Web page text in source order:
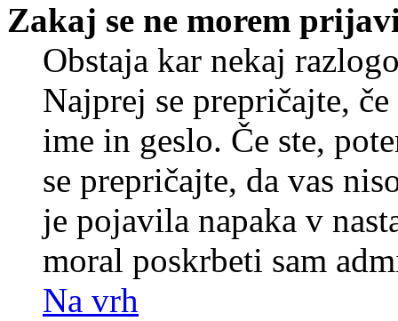
Zakaj se ne morem
Obstaja kar nekaj
Najprej se prepričajte,
ime in geslo. Če ste,
se prepričajte, da vas
je pojavila napaka v
moral poskrbeti sam
Na vrh